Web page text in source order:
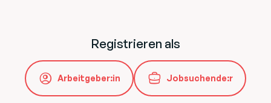
Registrieren als
Arbeitgeber:in Jobsuchende:r